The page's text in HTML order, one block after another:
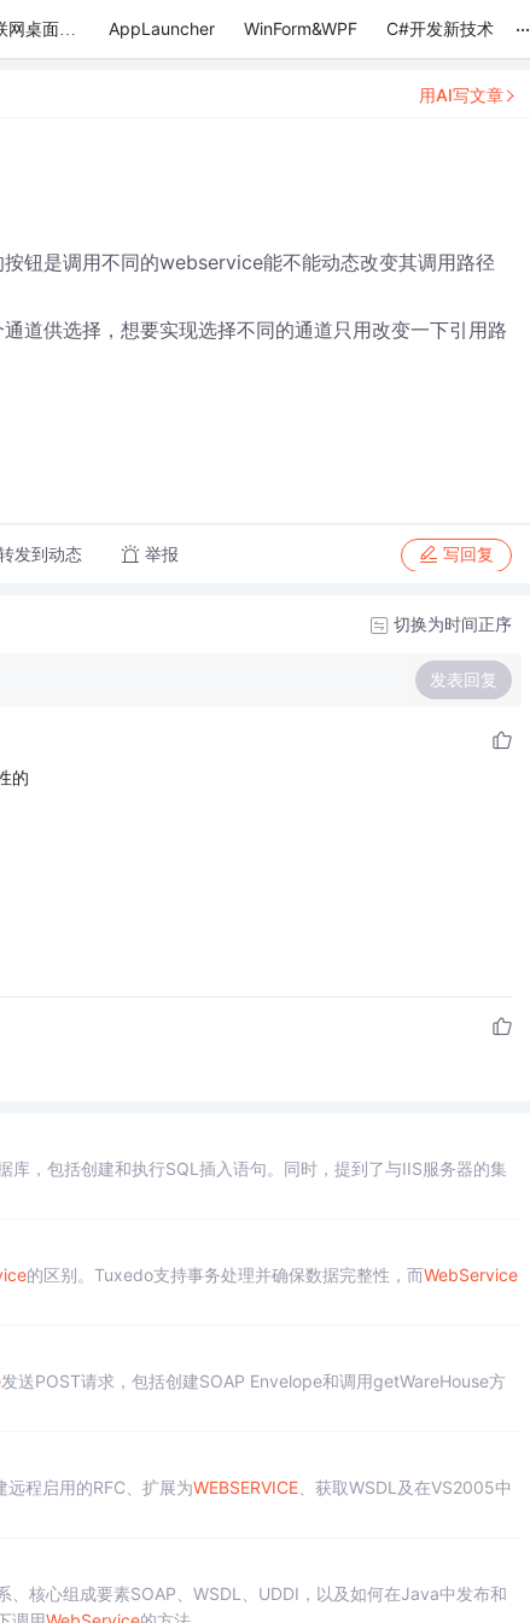
C#互联网桌面应用 AppLauncher WinForm&WPF C#开发新技术 ...
钮是调用不同的webservice能不能动态改变其调用路径
道供选择，想要实现选择不同的通道只用改变一下引用路
发到动态 举报 写回复
用AI写文章
切换为时间正序
发表回复
的
库，包括创建和执行SQL插入语句。同时，提到了与IIS服务器的集
的区别。Tuxedo支持事务处理并确保数据完整性，而WebService
发送POST请求，包括创建SOAP Envelope和调用getWareHouse方
远程启用的RFC、扩展为WEBSERVICE、获取WSDL及在VS2005中
、核心组成要素SOAP、WSDL、UDDI，以及如何在Java中发布和